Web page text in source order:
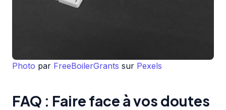
Photo par FreeBoilerGrants sur Pexels
FAQ : Faire face à vos doutes